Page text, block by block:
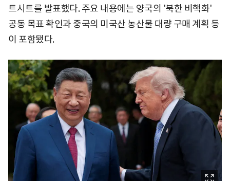
트시트를 발표했다. 주요 내용에는 양국의 '북한 비핵화'
공동 목표 확인과 중국의 미국산 농산물 대량 구매 계획 등
이 포함됐다.